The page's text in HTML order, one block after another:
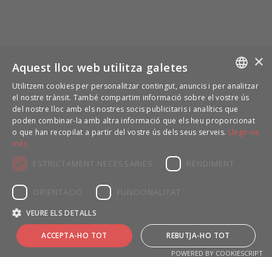
LEGAL
Avís legal
Política de privacitat
Política de cookies
www.compsaonline.com
info@jamboidiomes.com- Enfold WordPress Theme by Kriesi
CATALAN
SPANISH
×
Aquest lloc web utilitza galetes
Utilitzem cookies per personalitzar contingut, anuncis i per analitzar
el nostre trànsit. També compartim informació sobre el vostre ús
del nostre lloc amb els nostres socis publicitaris i analítics que
poden combinar-la amb altra informació que els heu proporcionat
o que han recopilat a partir del vostre ús dels seus serveis. Llegir-ne
més
ESTRICTAMENT NECESSÀRIES RENDIMENT
ORIENTACIÓ FUNCIONALITAT
VEURE ELS DETALLS
ACCEPTA-HO TOT REBUTJA-HO TOT
POWERED BY COOKIESCRIPT